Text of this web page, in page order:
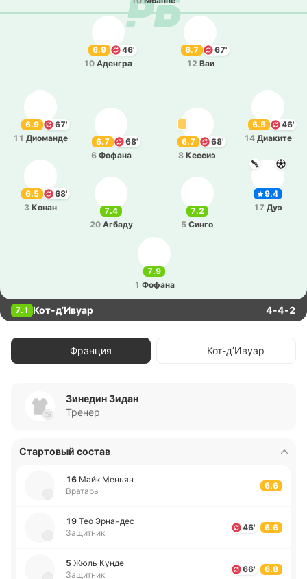
7.9
1 Фофана
7.4
20 Агбаду
9.4
17 Дуэ
6.5
68'
3 Конан
7.2
5 Синго
6.7
68'
6 Фофана
6.7
68'
8 Кессиэ
6.5
46'
14 Диа­ки­те
6.9
67'
11 Дио­ма­нде
6.7
67'
12 Ваи
6.9
46'
10 Аде­нгра
7.1 Кот-д’Ивуар 4-4-2
Франция Кот-д’Ивуар
Зинедин Зидан
Тренер
Стартовый состав
16 Майк Меньян
Вратарь
6.6
19 Тео Эрна­ндес
Защитник
46' 6.6
5 Жюль Кунде
Защитник
66' 6.8